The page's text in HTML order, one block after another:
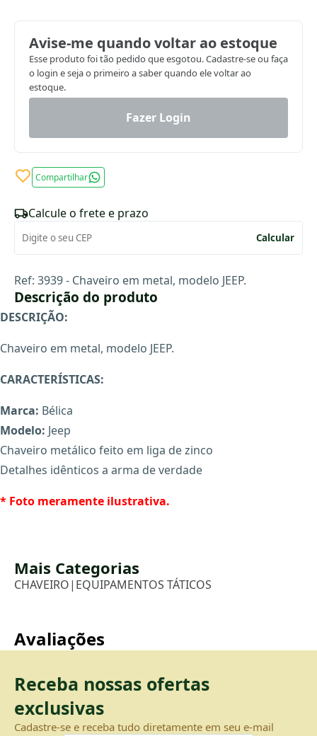
Avise-me quando voltar ao estoque
Esse produto foi tão pedido que esgotou. Cadastre-se ou faça
o login e seja o primeiro a saber quando ele voltar ao
estoque.
Fazer Login
Compartilhar
Calcule o frete e prazo
Calcular
Ref: 3939 - Chaveiro em metal, modelo JEEP.
Descrição do produto
DESCRIÇÃO:
Chaveiro em metal, modelo JEEP.
CARACTERÍSTICAS:
Marca: Bélica
Modelo: Jeep
Chaveiro metálico feito em liga de zinco
Detalhes idênticos a arma de verdade
* Foto meramente ilustrativa.
Mais Categorias
CHAVEIRO| EQUIPAMENTOS TÁTICOS
Avaliações
Receba nossas ofertas
exclusivas
Cadastre-se e receba tudo diretamente em seu e-mail